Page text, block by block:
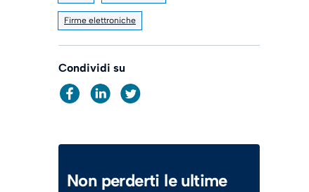
Firme elettroniche
Condividi su
Non perderti le ultime